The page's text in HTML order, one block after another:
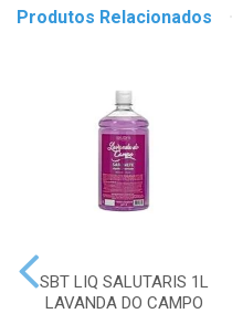
Produtos Relacionados
SBT LIQ SALUTARIS 1L
LAVANDA DO CAMPO